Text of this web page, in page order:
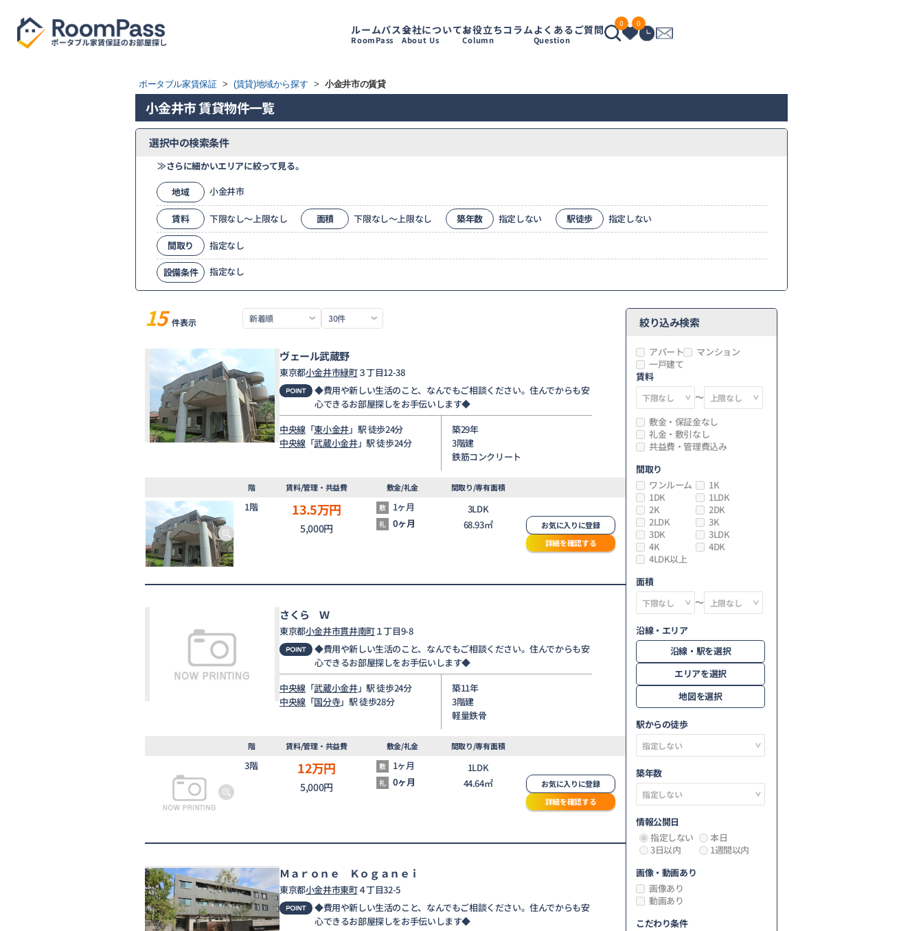
ルームパス
RoomPass
会社について
About Us
お役立ちコラム
Column
よくあるご質問
Question
0 0
ポータブル家賃保証 > (賃貸)地域から探す > 小金井市の賃貸
小金井市 賃貸物件一覧
選択中の検索条件
≫さらに細かいエリアに絞って見る。
地域
小金井市
賃料 下限なし～上限なし 面積 下限なし～上限なし 築年数 指定しない 駅徒歩 指定しない
間取り 指定なし
設備条件 指定なし
15 件表示
ヴェール武蔵野
東京都小金井市緑町３丁目12-38
◆費用や新しい生活のこと、なんでもご相談ください。住んでからも安
心できるお部屋探しをお手伝いします◆
中央線「東小金井」駅 徒歩24分
中央線「武蔵小金井」駅 徒歩24分
築29年
3階建
鉄筋コンクリート
階 賃料/管理・共益費 敷金/礼金 間取り/専有面積
1階 13.5万円
5,000円
敷 1ヶ月
礼 0ヶ月
3LDK
68.93㎡
お気に入りに登録
詳細を確認する
さくら Ｗ
東京都小金井市貫井南町１丁目9-8
◆費用や新しい生活のこと、なんでもご相談ください。住んでからも安
心できるお部屋探しをお手伝いします◆
中央線「武蔵小金井」駅 徒歩24分
中央線「国分寺」駅 徒歩28分
築11年
3階建
軽量鉄骨
階 賃料/管理・共益費 敷金/礼金 間取り/専有面積
3階 12万円
5,000円
敷 1ヶ月
礼 0ヶ月
1LDK
44.64㎡
お気に入りに登録
詳細を確認する
Ｍａｒｏｎｅ Ｋｏｇａｎｅｉ
東京都小金井市東町４丁目32-5
◆費用や新しい生活のこと、なんでもご相談ください。住んでからも安
心できるお部屋探しをお手伝いします◆
絞り込み検索
アパート
マンション
一戸建て
賃料
～
敷金・保証金なし
礼金・敷引なし
共益費・管理費込み
間取り
ワンルーム
1K
1DK
1LDK
2K
2DK
2LDK
3K
3DK
3LDK
4K
4DK
4LDK以上
面積
～
沿線・エリア
沿線・駅を選択
エリアを選択
地図を選択
駅からの徒歩
築年数
情報公開日
指定しない
本日
3日以内
1週間以内
画像・動画あり
画像あり
動画あり
こだわり条件